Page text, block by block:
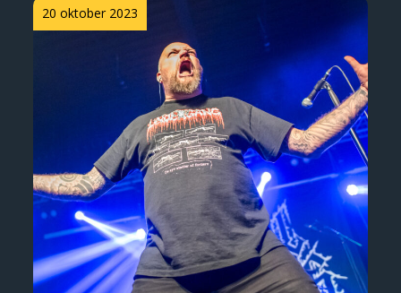
Posted
on
20 oktober 2023